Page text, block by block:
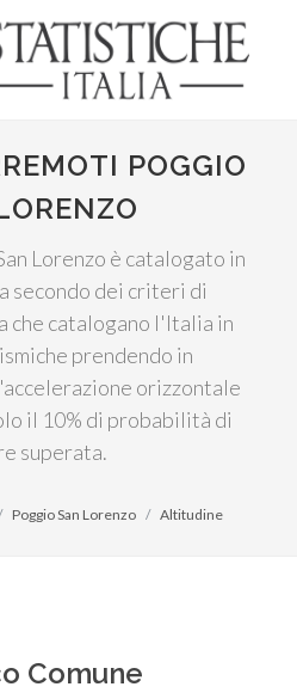
POGGIO
Lorenzo è catalogato in
secondo dei criteri di
che catalogano l'Italia in
prendendo in
orizzontale
il 10% di probabilità di
superata.
Poggio San Lorenzo Altitudine
Comune